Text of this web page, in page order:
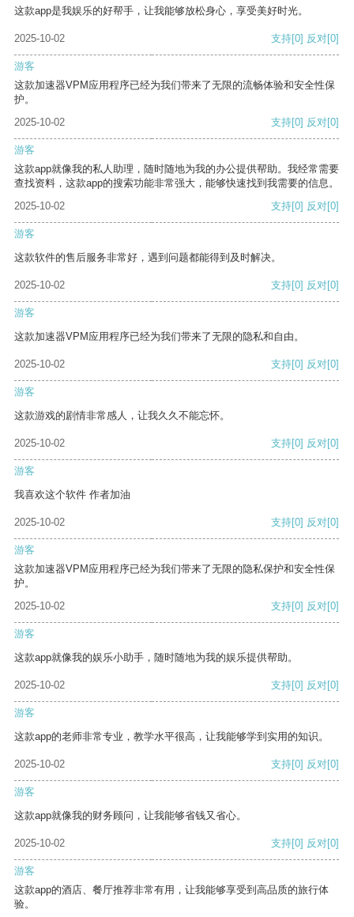
这款app是我娱乐的好帮手，让我能够放松身心，享受美好时光。
2025-10-02 支持[0] 反对[0]
游客
这款加速器VPM应用程序已经为我们带来了无限的流畅体验和安全性保
护。
2025-10-02
支持[0] 反对[0]
游客
这款app就像我的私人助理，随时随地为我的办公提供帮助。我经常需要
查找资料，这款app的搜索功能非常强大，能够快速找到我需要的信息。
2025-10-02
支持[0] 反对[0]
游客
这款软件的售后服务非常好，遇到问题都能得到及时解决。
2025-10-02 支持[0] 反对[0]
游客
这款加速器VPM应用程序已经为我们带来了无限的隐私和自由。
2025-10-02 支持[0] 反对[0]
游客
这款游戏的剧情非常感人，让我久久不能忘怀。
2025-10-02 支持[0] 反对[0]
游客
我喜欢这个软件 作者加油
2025-10-02 支持[0] 反对[0]
游客
这款加速器VPM应用程序已经为我们带来了无限的隐私保护和安全性保
护。
2025-10-02
支持[0] 反对[0]
游客
这款app就像我的娱乐小助手，随时随地为我的娱乐提供帮助。
2025-10-02 支持[0] 反对[0]
游客
这款app的老师非常专业，教学水平很高，让我能够学到实用的知识。
2025-10-02 支持[0] 反对[0]
游客
这款app就像我的财务顾问，让我能够省钱又省心。
2025-10-02 支持[0] 反对[0]
游客
这款app的酒店、餐厅推荐非常有用，让我能够享受到高品质的旅行体
验。